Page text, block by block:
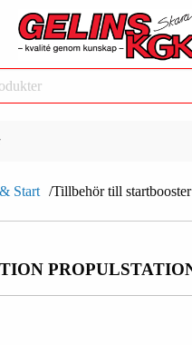
Start Tillbehör till startbooster